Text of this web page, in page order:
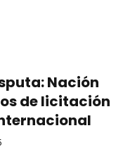
Nación
de licitación